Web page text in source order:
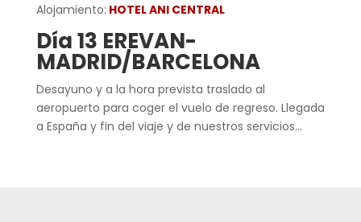
Alojamiento: HOTEL ANI CENTRAL
Día 13 EREVAN-
MADRID/BARCELONA
Desayuno y a la hora prevista traslado al
aeropuerto para coger el vuelo de regreso. Llegada
a España y fin del viaje y de nuestros servicios…